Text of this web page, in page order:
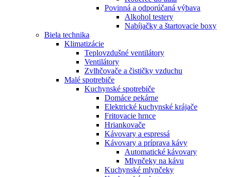
Povinná a odporúčaná výbava
Alkohol testery
Nabíjačky a štartovacie boxy
Biela technika
Klimatizácie
Teplovzdušné ventilátory
Ventilátory
Zvlhčovače a čističky vzduchu
Malé spotrebiče
Kuchynské spotrebiče
Domáce pekárne
Elektrické kuchynské krájače
Fritovacie hrnce
Hriankovače
Kávovary a espressá
Kávovary a príprava kávy
Automatické kávovary
Mlynčeky na kávu
Kuchynské mlynčeky